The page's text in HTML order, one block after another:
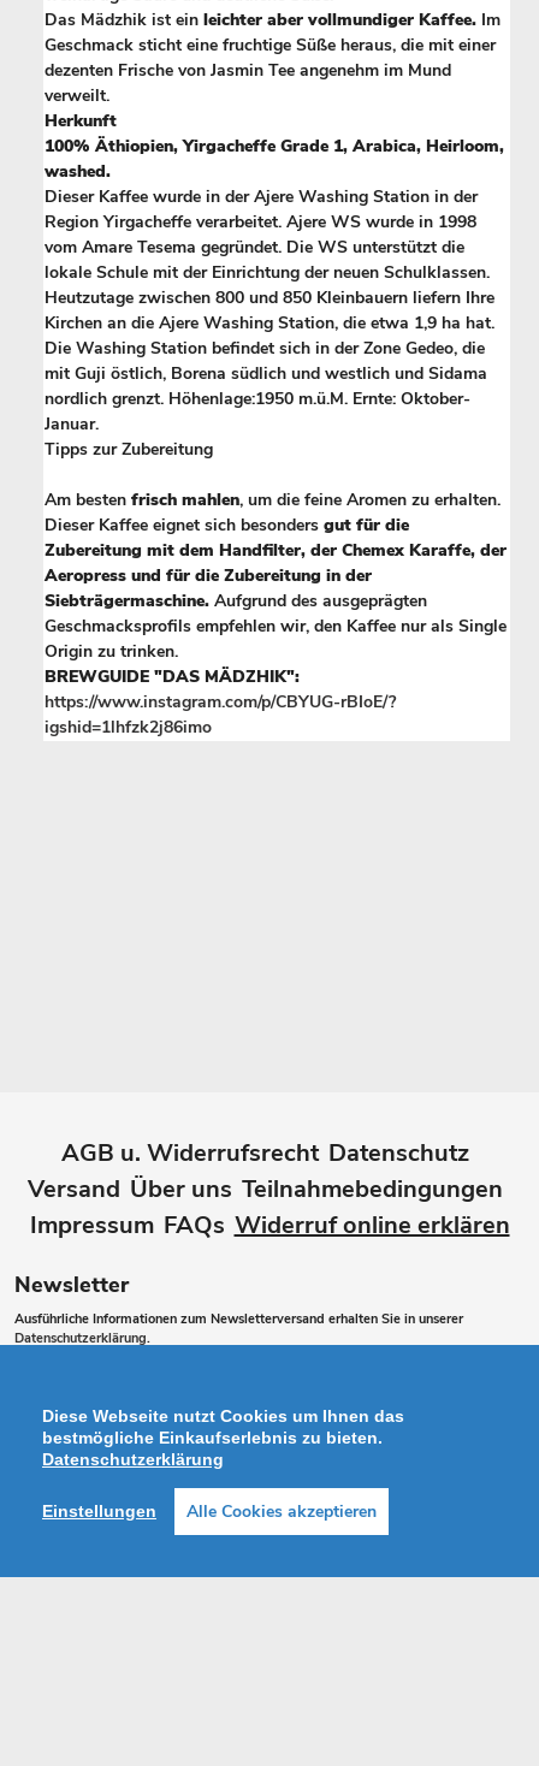
Das Mädzhik ist ein leichter aber vollmundiger Kaffee. Im
Geschmack sticht eine fruchtige Süße heraus, die mit einer
dezenten Frische von Jasmin Tee angenehm im Mund
verweilt.
Herkunft
100% Äthiopien, Yirgacheffe Grade 1, Arabica, Heirloom,
washed.
Dieser Kaffee wurde in der Ajere Washing Station in der
Region Yirgacheffe verarbeitet. Ajere WS wurde in 1998
vom Amare Tesema gegründet. Die WS unterstützt die
lokale Schule mit der Einrichtung der neuen Schulklassen.
Heutzutage zwischen 800 und 850 Kleinbauern liefern Ihre
Kirchen an die Ajere Washing Station, die etwa 1,9 ha hat.
Die Washing Station befindet sich in der Zone Gedeo, die
mit Guji östlich, Borena südlich und westlich und Sidama
nordlich grenzt. Höhenlage:1950 m.ü.M. Ernte: Oktober-
Januar.
Tipps zur Zubereitung
Am besten frisch mahlen, um die feine Aromen zu erhalten.
Dieser Kaffee eignet sich besonders gut für die
Zubereitung mit dem Handfilter, der Chemex Karaffe, der
Aeropress und für die Zubereitung in der
Siebträgermaschine. Aufgrund des ausgeprägten
Geschmacksprofils empfehlen wir, den Kaffee nur als Single
Origin zu trinken.
BREWGUIDE "DAS MÄDZHIK":
https://www.instagram.com/p/CBYUG-rBIoE/?
igshid=1lhfzk2j86imo
AGB u. Widerrufsrecht Datenschutz
Versand Über uns Teilnahmebedingungen
Impressum FAQs Widerruf online erklären
Newsletter
Ausführliche Informationen zum Newsletterversand erhalten Sie in unserer
Datenschutzerklärung.
Sie
unsere
Mailingliste
Diese Webseite nutzt Cookies um Ihnen das
bestmögliche Einkaufserlebnis zu bieten.
Datenschutzerklärung
Einstellungen Alle Cookies akzeptieren